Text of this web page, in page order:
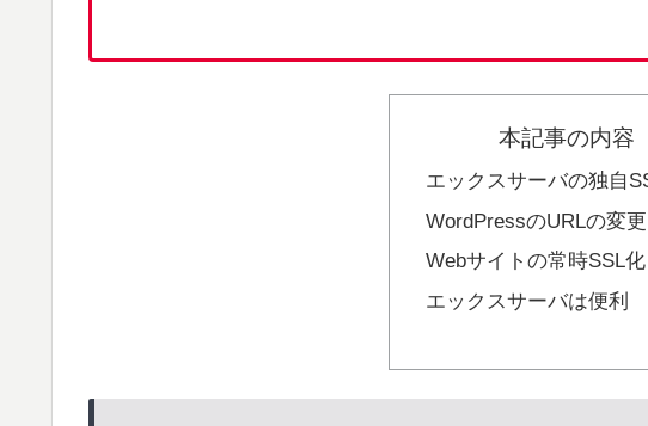
本記事の内容
エックスサーバの独自
WordPressのURLの変更
Webサイトの常時SSL化
エックスサーバは便利